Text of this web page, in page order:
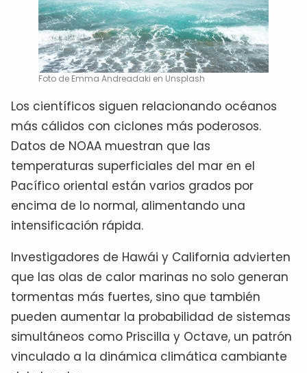
Foto de Emma Andreadaki en Unsplash
Los científicos siguen relacionando océanos
más cálidos con ciclones más poderosos.
Datos de NOAA muestran que las
temperaturas superficiales del mar en el
Pacífico oriental están varios grados por
encima de lo normal, alimentando una
intensificación rápida.
Investigadores de Hawái y California advierten
que las olas de calor marinas no solo generan
tormentas más fuertes, sino que también
pueden aumentar la probabilidad de sistemas
simultáneos como Priscilla y Octave, un patrón
vinculado a la dinámica climática cambiante